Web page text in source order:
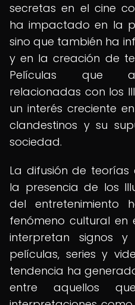
secretas en el cine
ha impactado en la
sino que también ha
y en la creación de
Películas que
relacionadas con los
un interés creciente
clandestinos y su
sociedad.
La difusión de
la presencia de los
del
fenómeno cultural en
interpretan signos
películas, series y
tendencia ha
entre aquellos